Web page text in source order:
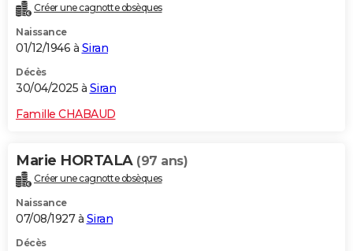
Créer une cagnotte obsèques
Naissance
01/12/1946 à Siran
Décès
30/04/2025 à Siran
Famille CHABAUD
Marie HORTALA (97 ans)
Créer une cagnotte obsèques
Naissance
07/08/1927 à Siran
Décès